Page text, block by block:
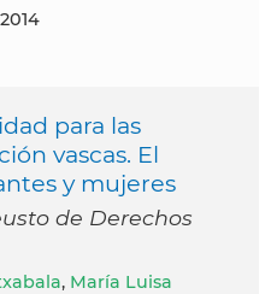
para las
vascas. El
y mujeres
de Derechos
, María Luisa